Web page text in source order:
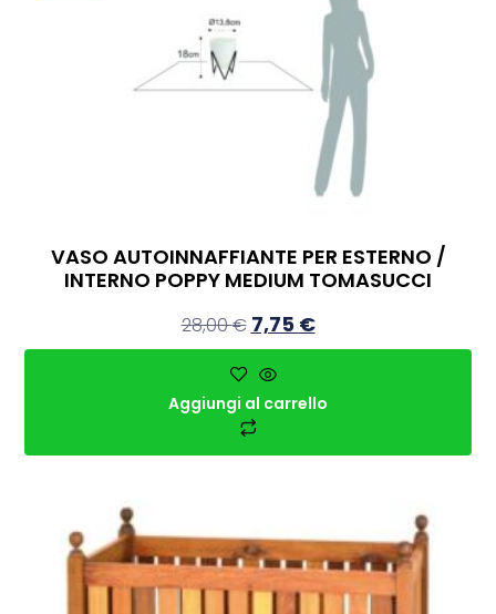
VASO AUTOINNAFFIANTE PER ESTERNO /
INTERNO POPPY MEDIUM TOMASUCCI
28,00€ 7,75 €
Aggiungi al carrello